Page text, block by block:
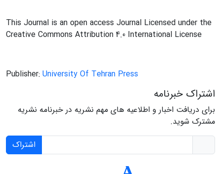
This Journal is an open access Journal Licensed under the
Creative Commons Attribution 4.0 International License
Publisher: University Of Tehran Press
اشتراک خبرنامه
برای دریافت اخبار و اطلاعیه های مهم نشریه در خبرنامه نشریه
مشترک شوید.
اشتراک